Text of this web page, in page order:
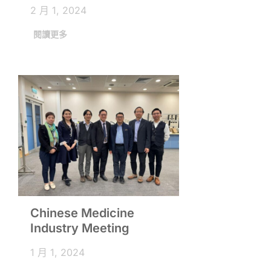
2 月 1, 2024
閱讀更多
Chinese Medicine
Industry Meeting
1 月 1, 2024